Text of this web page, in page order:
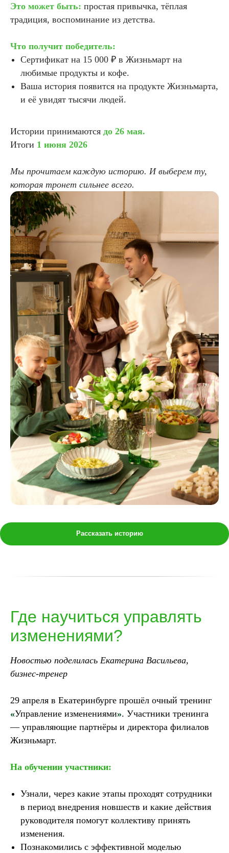
Это может быть: простая привычка, тёплая
традиция, воспоминание из детства.
Что получит победитель:
Сертификат на 15 000 ₽ в Жизньмарт на
любимые продукты и кофе.
Ваша история появится на продукте Жизньмарта,
и её увидят тысячи людей.
Истории принимаются до 26 мая.
Итоги 1 июня 2026
Мы прочитаем каждую историю. И выберем ту,
которая тронет сильнее всего.
Рассказать историю
Где научиться управлять
изменениями?
Новостью поделилась Екатерина Васильева,
бизнес-тренер
29 апреля в Екатеринбурге прошёл очный тренинг
«Управление изменениями». Участники тренинга
— управляющие партнёры и директора филиалов
Жизньмарт.
На обучении участники:
Узнали, через какие этапы проходят сотрудники
в период внедрения новшеств и какие действия
руководителя помогут коллективу принять
изменения.
Познакомились с эффективной моделью